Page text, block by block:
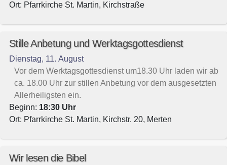
Ort: Pfarrkirche St. Martin, Kirchstraße
Stille Anbetung und Werktagsgottesdienst
Dienstag, 11. August
Vor dem Werktagsgottesdienst um18.30 Uhr laden wir ab
ca. 18.00 Uhr zur stillen Anbetung vor dem ausgesetzten
Allerheiligsten ein.
Beginn: 18:30 Uhr
Ort: Pfarrkirche St. Martin, Kirchstr. 20, Merten
Wir lesen die Bibel